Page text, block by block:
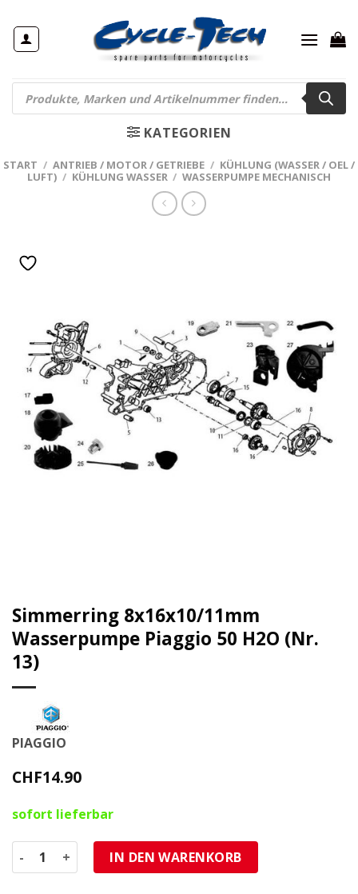
Inhalt
springen
Products
search
KATEGORIEN
START / ANTRIEB / MOTOR / GETRIEBE / KÜHLUNG (WASSER / OEL /
LUFT) / KÜHLUNG WASSER / WASSERPUMPE MECHANISCH
Simmerring 8x16x10/11mm
Wasserpumpe Piaggio 50 H2O (Nr.
13)
PIAGGIO
CHF14.90
sofort lieferbar
Simmerring 8x16x10/11mm Wasserpumpe Piaggio 50 H2O
IN DEN WARENKORB